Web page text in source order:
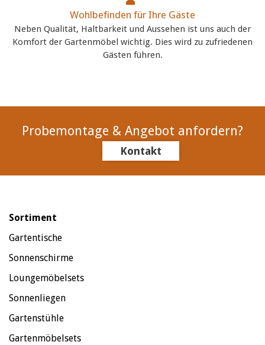
Wohlbefinden für Ihre Gäste
Neben Qualität, Haltbarkeit und Aussehen ist uns auch der
Komfort der Gartenmöbel wichtig. Dies wird zu zufriedenen
Gästen führen.
Probemontage & Angebot anfordern?
Kontakt
Sortiment
Gartentische
Sonnenschirme
Loungemöbelsets
Sonnenliegen
Gartenstühle
Gartenmöbelsets